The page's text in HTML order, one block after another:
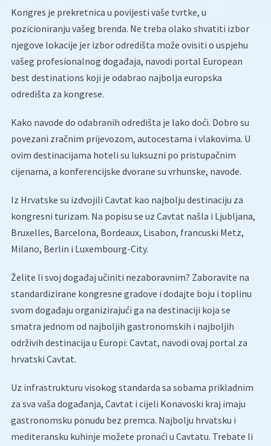
Kongres je prekretnica u povijesti vaše tvrtke, u
pozicioniranju vašeg brenda. Ne treba olako shvatiti izbor
njegove lokacije jer izbor odredišta može ovisiti o uspjehu
vašeg profesionalnog događaja, navodi portal European
best destinations koji je odabrao najbolja europska
odredišta za kongrese.
Kako navode do odabranih odredišta je lako doći. Dobro su
povezani zračnim prijevozom, autocestama i vlakovima. U
ovim destinacijama hoteli su luksuzni po pristupačnim
cijenama, a konferencijske dvorane su vrhunske, navode.
Iz Hrvatske su izdvojili Cavtat kao najbolju destinaciju za
kongresni turizam. Na popisu se uz Cavtat našla i Ljubljana,
Bruxelles, Barcelona, Bordeaux, Lisabon, francuski Metz,
Milano, Berlin i Luxembourg-City.
Želite li svoj događaj učiniti nezaboravnim? Zaboravite na
standardizirane kongresne gradove i dodajte boju i toplinu
svom događaju organizirajući ga na destinaciji koja se
smatra jednom od najboljih gastronomskih i najboljih
održivih destinacija u Europi: Cavtat, navodi ovaj portal za
hrvatski Cavtat.
Uz infrastrukturu visokog standarda sa sobama prikladnim
za sva vaša događanja, Cavtat i cijeli Konavoski kraj imaju
gastronomsku ponudu bez premca. Najbolju hrvatsku i
mediteransku kuhinje možete pronaći u Cavtatu. Trebate li